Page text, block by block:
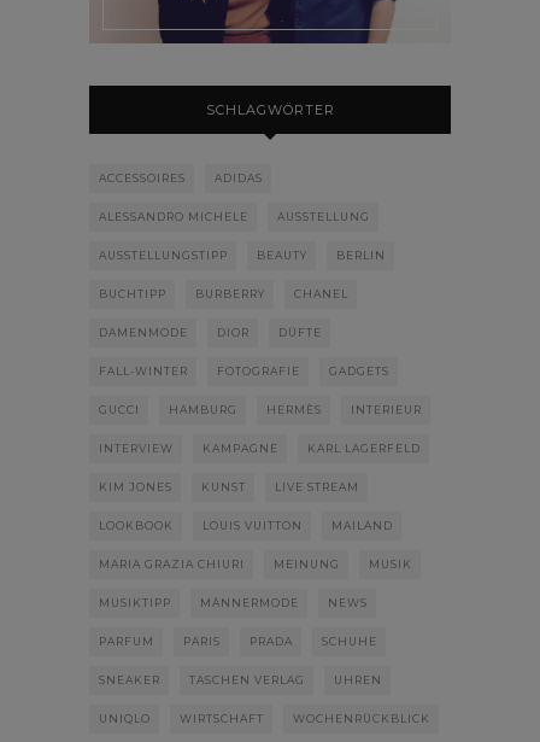
SCHLAGWÖRTER
ACCESSOIRES ADIDAS
ALESSANDRO MICHELE AUSSTELLUNG
AUSSTELLUNGSTIPP BEAUTY BERLIN
BUCHTIPP BURBERRY CHANEL
DAMENMODE DIOR DÜFTE
FALL-WINTER FOTOGRAFIE GADGETS
GUCCI HAMBURG HERMÈS INTERIEUR
INTERVIEW KAMPAGNE KARL LAGERFELD
KIM JONES KUNST LIVE STREAM
LOOKBOOK LOUIS VUITTON MAILAND
MARIA GRAZIA CHIURI MEINUNG MUSIK
MUSIKTIPP MÄNNERMODE NEWS
PARFUM PARIS PRADA SCHUHE
SNEAKER TASCHEN VERLAG UHREN
UNIQLO WIRTSCHAFT WOCHENRÜCKBLICK